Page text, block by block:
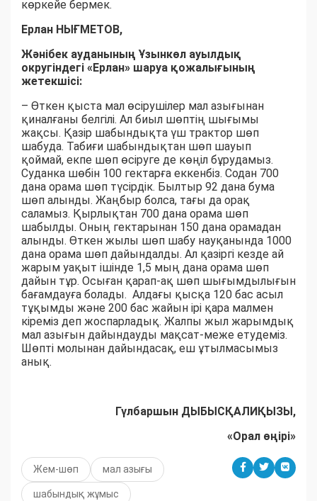
көркейе бермек.
Ерлан НЫҒМЕТОВ,
Жәнібек ауданының Ұзынкөл ауылдық
округіндегі «Ерлан» шаруа қожалығының
жетекшісі:
– Өткен қыста мал өсірушілер мал азығынан
қиналғаны белгілі. Ал биыл шөптің шығымы
жақсы. Қазір шабындықта үш трактор шөп
шабуда. Табиғи шабындықтан шөп шауып
қоймай, екпе шөп өсіруге де көңіл бұрудамыз.
Суданка шөбін 100 гектарға еккенбіз. Содан 700
дана орама шөп түсірдік. Былтыр 92 дана бума
шөп алынды. Жаңбыр болса, тағы да орақ
саламыз. Қырлықтан 700 дана орама шөп
шабылды. Оның гектарынан 150 дана орамадан
алынды. Өткен жылы шөп шабу науқанында 1000
дана орама шөп дайындалды. Ал қазіргі кезде ай
жарым уақыт ішінде 1,5 мың дана орама шөп
дайын тұр. Осыған қарап-ақ шөп шығымдылығын
бағамдауға болады. Алдағы қысқа 120 бас асыл
тұқымды және 200 бас жайын ірі қара малмен
кіреміз деп жоспарладық. Жалпы жыл жарымдық
мал азығын дайындауды мақсат-меже етудеміз.
Шөпті молынан дайындасақ, еш ұтылмасымыз
анық.
Гүлбаршын ДЫБЫСҚАЛИҚЫЗЫ,
«Орал өңірі»
Жем-шөп мал азығы
шабындық жұмыс